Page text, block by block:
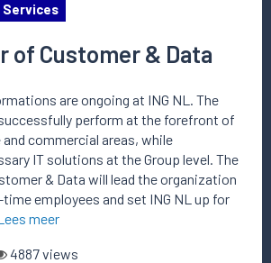
of Customer & Data
are ongoing at ING NL. The
perform at the forefront of
commercial areas, while
IT solutions at the Group level. The
& Data will lead the organization
employees and set ING NL up for
meer
4887 views